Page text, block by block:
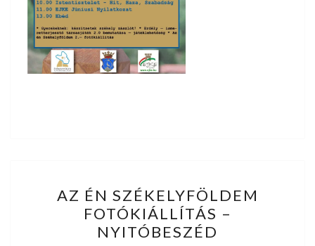
ÉN
SZÉKELYFÖLDEM
FOTÓKIÁLLÍTÁS
AZ ÉN SZÉKELYFÖLDEM
FOTÓKIÁLLÍTÁS –
NYITÓBESZÉD